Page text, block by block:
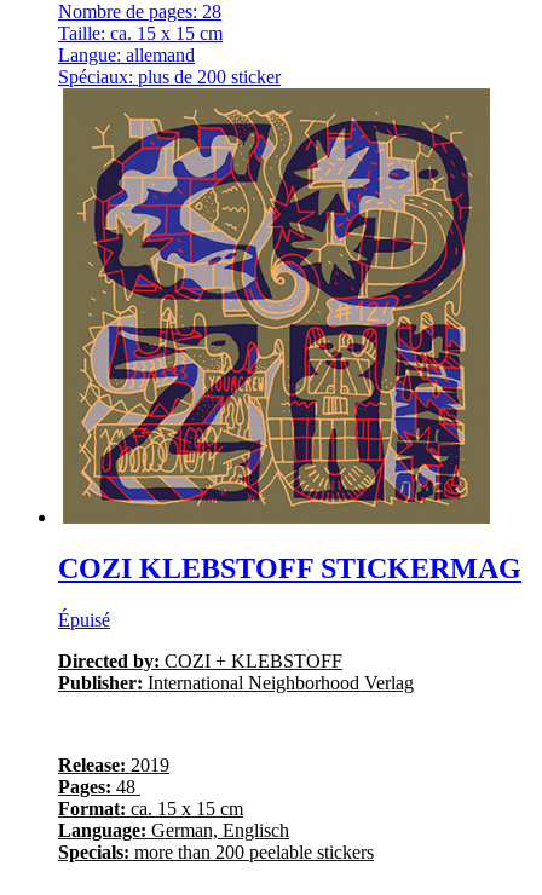
Nombre de pages: 28
Taille: ca. 15 x 15 cm
Langue: allemand
Spéciaux: plus de 200 sticker
COZI KLEBSTOFF STICKERMAG
Épuisé
Directed by: COZI + KLEBSTOFF
Publisher: International Neighborhood Verlag
Release: 2019
Pages: 48
Format: ca. 15 x 15 cm
Language: German, Englisch
Specials: more than 200 peelable stickers